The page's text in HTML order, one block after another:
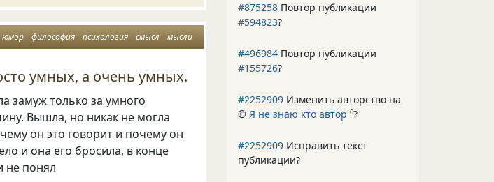
юмор философия психология смысл мысли
умных, а очень умных.
замуж только за умного
Вышла, но никак не могла
он это говорит и почему он
и она его бросила, в конце
не понял
#875258 Повтор публикации
#594823?
#496984 Повтор публикации
#155726?
#2252909 Изменить авторство на
© Я не знаю кто автор 0?
#2252909 Исправить текст
публикации?